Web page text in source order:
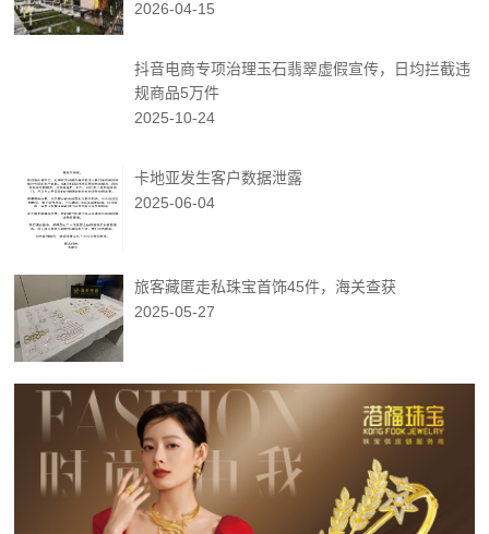
2026-04-15
抖音电商专项治理玉石翡翠虚假宣传，日均拦截违
规商品5万件
2025-10-24
卡地亚发生客户数据泄露
2025-06-04
旅客藏匿走私珠宝首饰45件，海关查获
2025-05-27